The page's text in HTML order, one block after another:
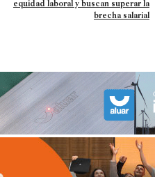
equidad laboral y buscan superar la
brecha salarial